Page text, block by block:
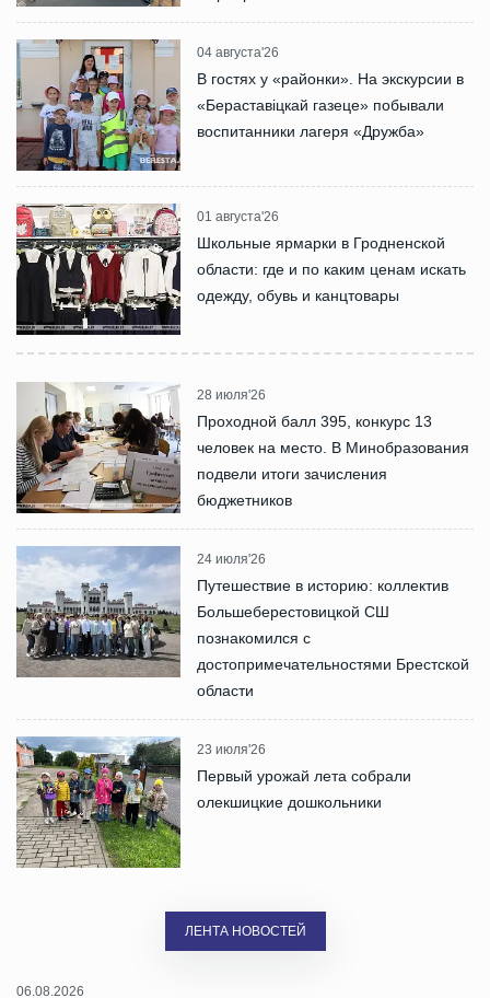
04 августа'26
В гостях у «районки». На экскурсии в
«Бераставіцкай газеце» побывали
воспитанники лагеря «Дружба»
01 августа'26
Школьные ярмарки в Гродненской
области: где и по каким ценам искать
одежду, обувь и канцтовары
28 июля'26
Проходной балл 395, конкурс 13
человек на место. В Минобразования
подвели итоги зачисления
бюджетников
24 июля'26
Путешествие в историю: коллектив
Большеберестовицкой СШ
познакомился с
достопримечательностями Брестской
области
23 июля'26
Первый урожай лета собрали
олекшицкие дошкольники
ЛЕНТА НОВОСТЕЙ
06.08.2026